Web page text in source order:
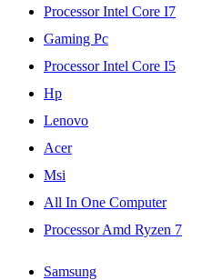
Processor Intel Core I7
Gaming Pc
Processor Intel Core I5
Hp
Lenovo
Acer
Msi
All In One Computer
Processor Amd Ryzen 7
Samsung